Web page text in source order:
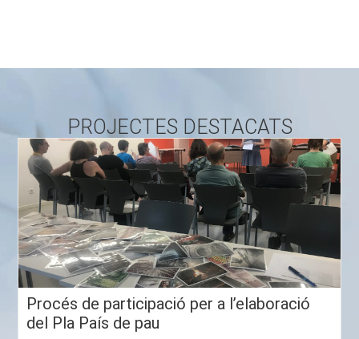
PROJECTES DESTACATS
Procés de participació per a l’elaboració
del Pla País de pau